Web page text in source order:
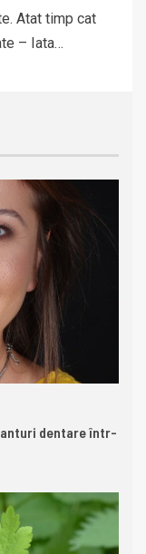
Atat timp cat
– Iata…
dentare într-